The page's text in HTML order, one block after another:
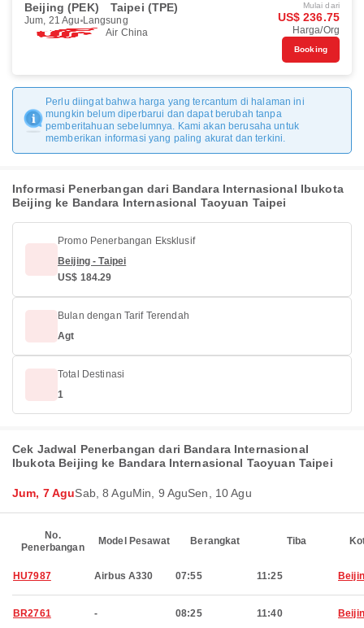
Beijing (PEK) Taipei (TPE)
Jum, 21 Agu Langsung
Air China
Mulai dari
US$ 236.75
Harga/Org
Booking
Perlu diingat bahwa harga yang tercantum di halaman ini
mungkin belum diperbarui dan dapat berubah tanpa
pemberitahuan sebelumnya. Kami akan berusaha untuk
memberikan informasi yang paling akurat dan terkini.
Informasi Penerbangan dari Bandara Internasional Ibukota
Beijing ke Bandara Internasional Taoyuan Taipei
Promo Penerbangan Eksklusif
Beijing - Taipei
US$ 184.29
Bulan dengan Tarif Terendah
Agt
Total Destinasi
1
Cek Jadwal Penerbangan dari Bandara Internasional
Ibukota Beijing ke Bandara Internasional Taoyuan Taipei
Jum, 7 AguSab, 8 AguMin, 9 AguSen, 10 Agu
No.
Penerbangan
Model Pesawat Berangkat Tiba
HU7987 Airbus A330 07:55 11:25
BR2761 - 08:25 11:40